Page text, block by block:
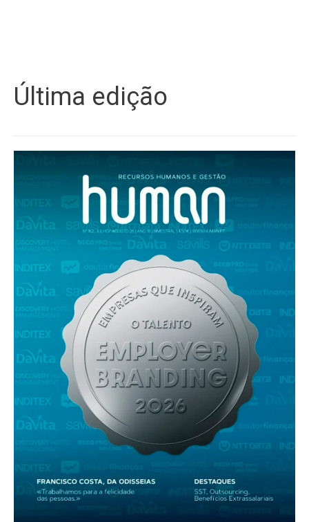
Última edição